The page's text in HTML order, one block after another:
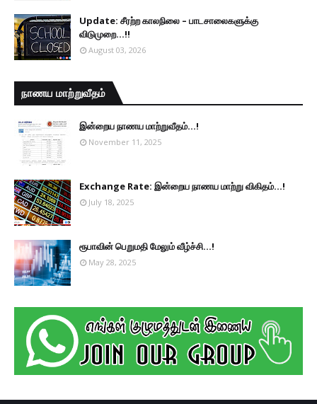
Update: சீரற்ற காலநிலை – பாடசாலைகளுக்கு
விடுமுறை...!!
August 03, 2026
நாணய மாற்றுவீதம்
இன்றைய நாணய மாற்றுவீதம்...!
November 11, 2025
Exchange Rate: இன்றைய நாணய மாற்று விகிதம்...!
July 18, 2025
ரூபாவின் பெறுமதி மேலும் வீழ்ச்சி...!
May 28, 2025